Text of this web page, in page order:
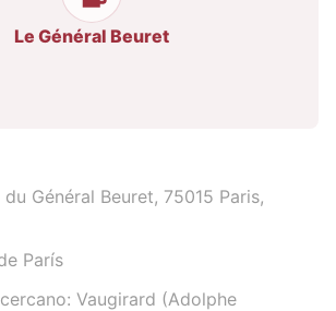
Le Général Beuret
du Général Beuret, 75015 Paris,
París
Vaugirard (Adolphe